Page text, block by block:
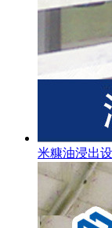
米糠油浸出